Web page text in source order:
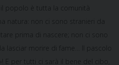
popolo è tutta la comunità
natura: non ci sono stranieri da
prima di nascere; non ci sono
lasciar morire di fame… Il pascolo
E per tutti ci sarà il bene del cibo,